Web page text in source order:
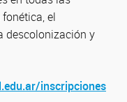
el
descolonización y
inscripciones